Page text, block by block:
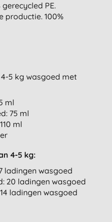
PE.
productie. 100%
5 kg wasgoed met
ml
75 ml
ml
4-5 kg:
ladingen wasgoed
20 ladingen wasgoed
ladingen wasgoed